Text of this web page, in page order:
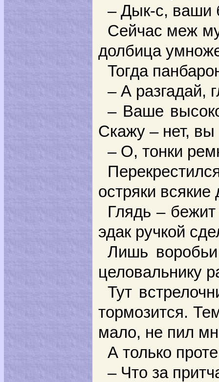
– Дык-с, ваши
Сейчас меж
долбица
Тогда
– А разгадай,
– Ваше
Скажу – нет, вы
– О, тонки
остряки
Глядь –
эдак ручкой
Лишь
целовальнику
Тут
тормозится.
мало, не пил
А только
– Что за